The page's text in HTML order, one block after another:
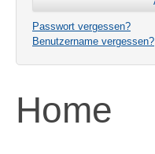
Passwort vergessen?
Benutzername vergessen?
Home